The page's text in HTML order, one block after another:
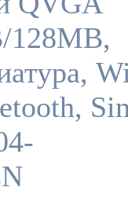
128MB,